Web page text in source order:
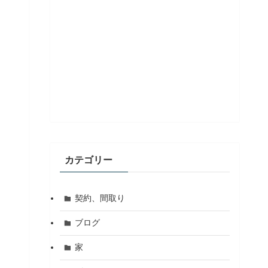
カテゴリー
契約、間取り
ブログ
家